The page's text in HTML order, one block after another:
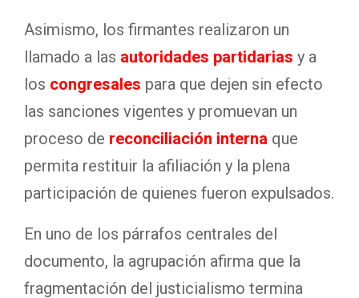
Asimismo, los firmantes realizaron un
llamado a las autoridades partidarias y a
los congresales para que dejen sin efecto
las sanciones vigentes y promuevan un
proceso de reconciliación interna que
permita restituir la afiliación y la plena
participación de quienes fueron expulsados.
En uno de los párrafos centrales del
documento, la agrupación afirma que la
fragmentación del justicialismo termina